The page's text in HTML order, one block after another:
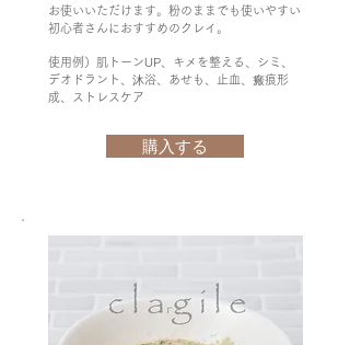
お使いいただけます。粉のままでも使いやすい
初心者さんにおすすめのクレイ。
使用例）肌トーンUP、キメを整える、シミ、
デオドラント、沐浴、あせも、止血、瘢痕形
成、ストレスケア
購入する